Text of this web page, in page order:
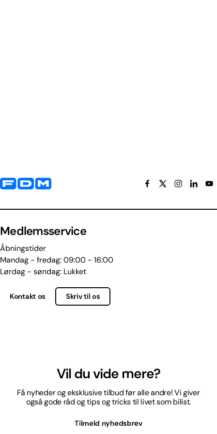
Yderligere information og kontaktoplysninger
Medlemsservice
Åbningstider
Mandag - fredag: 09:00 - 16:00
Lørdag - søndag: Lukket
Kontakt os Skriv til os
Vil du vide mere?
Få nyheder og eksklusive tilbud før alle andre! Vi giver
også gode råd og tips og tricks til livet som bilist.
Tilmeld nyhedsbrev